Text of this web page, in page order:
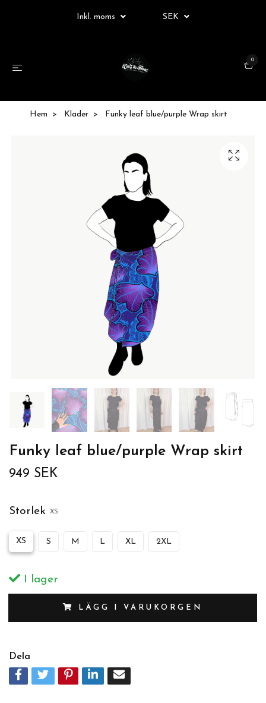
Inkl. moms SEK
0
Hem Kläder Funky leaf blue/purple Wrap skirt
Funky leaf blue/purple Wrap skirt
949 SEK
Storlek XS
XS S M L XL 2XL
I lager
LÄGG I VARUKORGEN
Dela